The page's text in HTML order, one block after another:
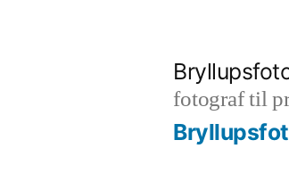
fotograf til